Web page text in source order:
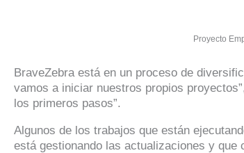
Proyecto
BraveZebra está en un proceso de
vamos a iniciar nuestros propios
los primeros pasos”.
Algunos de los trabajos que están
está gestionando las actualizaciones y